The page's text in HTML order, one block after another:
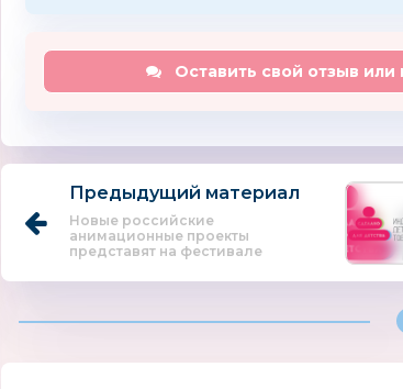
Оставить свой отзыв
Предыдущий материал
Новые российские
анимационные проекты
представят на фестивале